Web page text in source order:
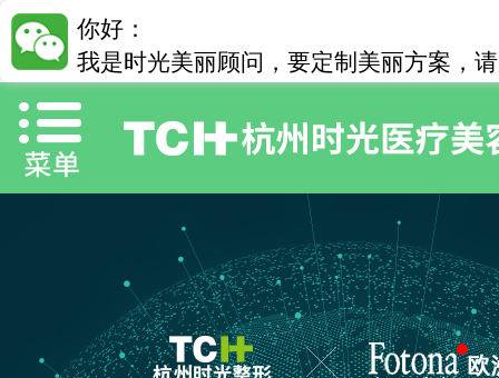
你好：
我是时光美丽顾问，要定制美丽方案，